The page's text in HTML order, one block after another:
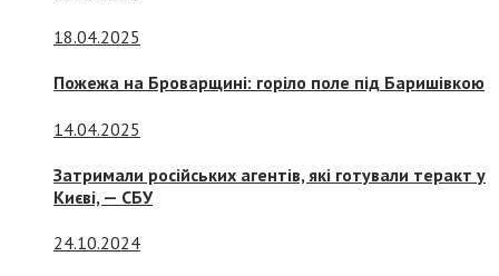
18.04.2025
Пожежа на Броварщині: горіло поле під Баришівкою
14.04.2025
Затримали російських агентів, які готували теракт у
Києві, — СБУ
24.10.2024